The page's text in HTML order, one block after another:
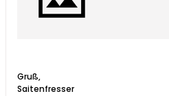
Gruß,
Saitenfresser